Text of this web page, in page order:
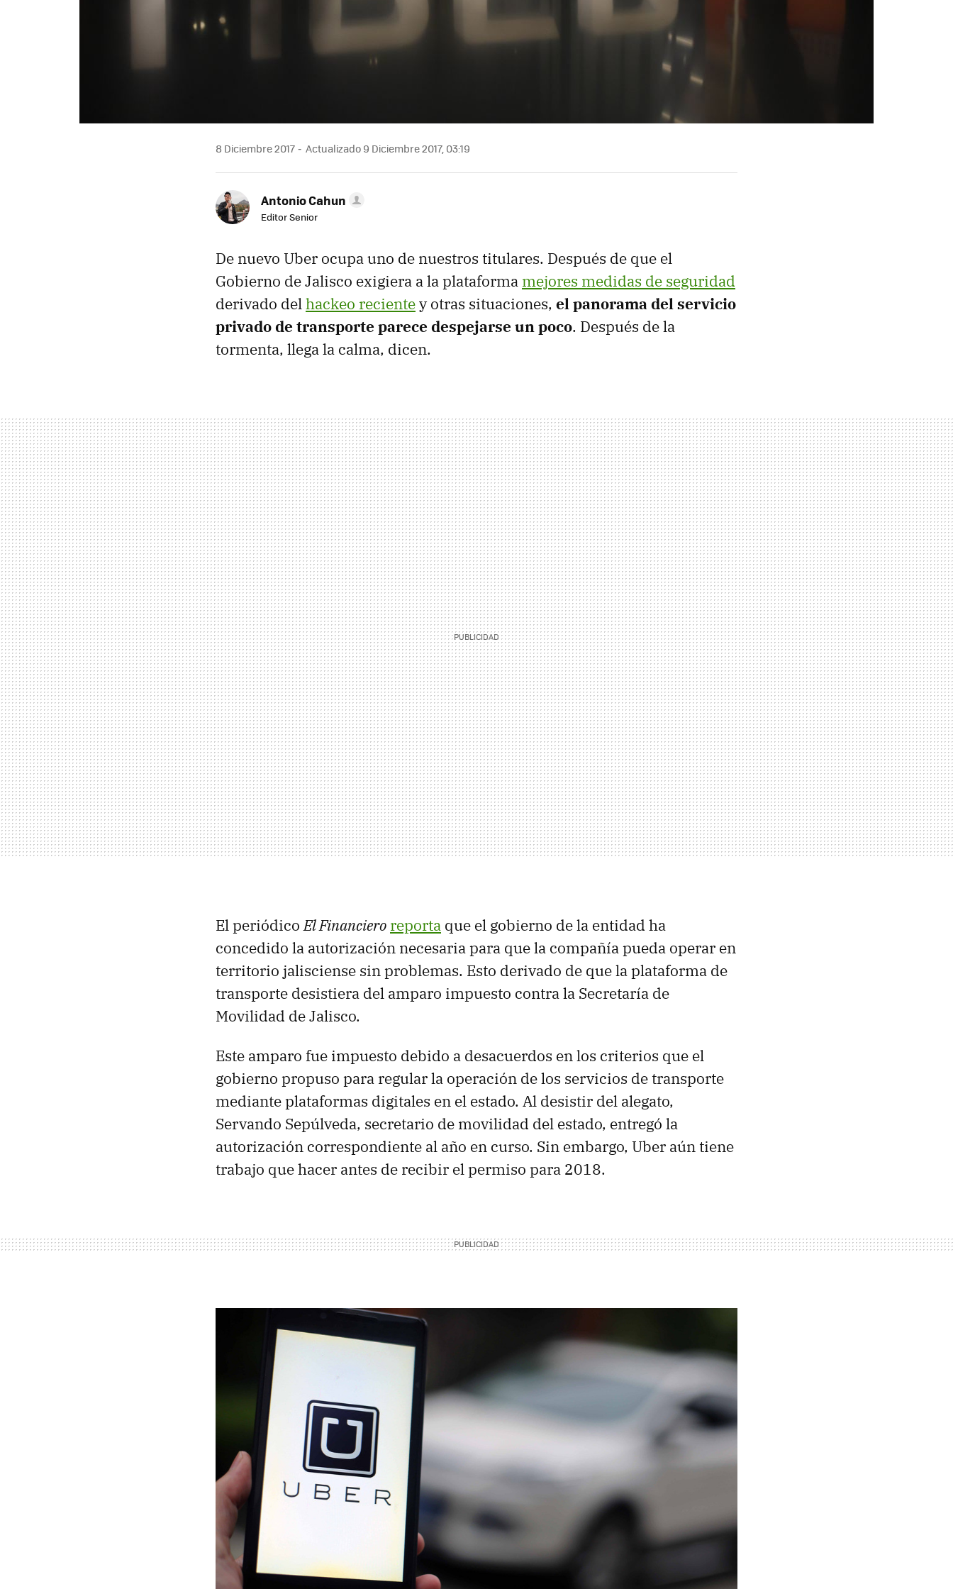
8 Diciembre 2017 Actualizado 9 Diciembre 2017, 03:19
Antonio Cahun
Editor Senior
De nuevo Uber ocupa uno de nuestros titulares. Después de que el
Gobierno de Jalisco exigiera a la plataforma mejores medidas de seguridad
derivado delhackeo recientey otras situaciones, el panorama del servicio
privado de transporte parece despejarse un poco. Después de la
tormenta, llega la calma, dicen.
El periódicoEl Financiero reporta que el gobierno de la entidad ha
concedido la autorización necesaria para que la compañía pueda operar en
territorio jalisciense sin problemas. Esto derivado de que la plataforma de
transporte desistiera del amparo impuesto contra la Secretaría de
Movilidad de Jalisco.
Este amparo fue impuesto debido a desacuerdos en los criterios que el
gobierno propuso para regular la operación de los servicios de transporte
mediante plataformas digitales en el estado. Al desistir del alegato,
Servando Sepúlveda, secretario de movilidad del estado, entregó la
autorización correspondiente al año en curso. Sin embargo, Uber aún tiene
trabajo que hacer antes de recibir el permiso para 2018.